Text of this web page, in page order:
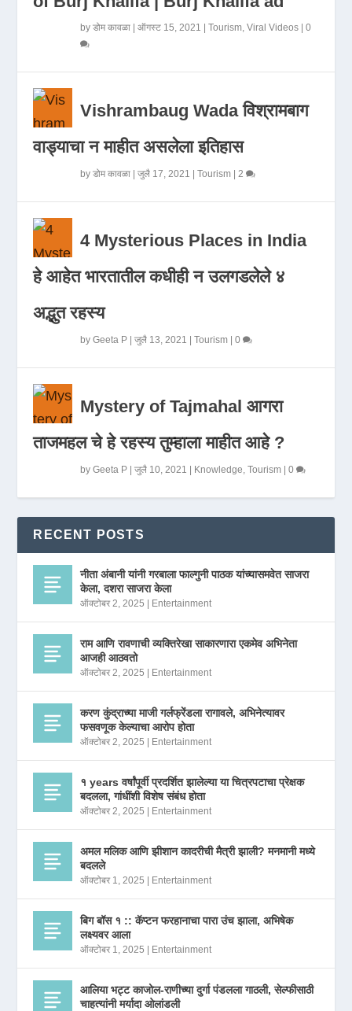
byडोम कावळा |ऑगस्ट 15, 2021 |Tourism ,Viral Videos |0
Vishrambaug Wada विश्रामबाग
वाड्याचा न माहीत असलेला इतिहास
byडोम कावळा |जुलै 17, 2021 |Tourism | 2
4 Mysterious Places in India
हे आहेत भारतातील कधीही न उलगडलेले ४
अद्भुत रहस्य
byGeeta P |जुलै 13, 2021 |Tourism |0
Mystery of Tajmahal आगरा
ताजमहल चे हे रहस्य तुम्हाला माहीत आहे ?
byGeeta P |जुलै 10, 2021 | Knowledge ,Tourism |0
RECENT POSTS
नीता अंबानी यांनी गरबाला फाल्गुनी पाठक यांच्यासमवेत साजरा
केला, दशरा साजरा केला
ऑक्टोबर 2, 2025 | Entertainment
राम आणि रावणाची व्यक्तिरेखा साकारणारा एकमेव अभिनेता
आजही आठवतो
ऑक्टोबर 2, 2025 | Entertainment
करण कुंद्राच्या माजी गर्लफ्रेंडला रागावले, अभिनेत्यावर
फसवणूक केल्याचा आरोप होता
ऑक्टोबर 2, 2025 | Entertainment
१ years वर्षांपूर्वी प्रदर्शित झालेल्या या चित्रपटाचा प्रेक्षक
बदलला, गांधींशी विशेष संबंध होता
ऑक्टोबर 2, 2025 | Entertainment
अमल मलिक आणि झीशान कादरीची मैत्री झाली? मनमानी मध्ये
बदलले
ऑक्टोबर 1, 2025 | Entertainment
बिग बॉस १ :: कॅप्टन फरहानाचा पारा उंच झाला, अभिषेक
लक्ष्यवर आला
ऑक्टोबर 1, 2025 | Entertainment
आलिया भट्ट काजोल-राणीच्या दुर्गा पंडलला गाठली, सेल्फीसाठी
चाहत्यांनी मर्यादा ओलांडली